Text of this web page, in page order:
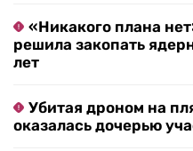
«Никакого плана
решила закопать
лет
Убитая дроном на
оказалась дочерью